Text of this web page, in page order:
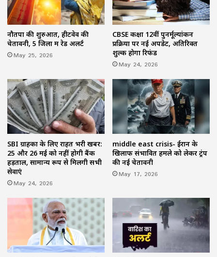
नौतपा की शुरुआत, हीटवेव की
चेतावनी, 5 जिलों में रेड अलर्ट
May 25, 2026
CBSE कक्षा 12वीं पुनर्मूल्यांकन
प्रक्रिया पर नई अपडेट, अतिरिक्त
शुल्क होगा रिफंड
May 24, 2026
SBI ग्राहकों के लिए राहत भरी खबर:
25 और 26 मई को नहीं होगी बैंक
हड़ताल, सामान्य रूप से मिलेंगी सभी
सेवाएं
May 24, 2026
middle east crisis- ईरान के
खिलाफ संभावित हमले को लेकर ट्रंप
की नई चेतावनी
May 17, 2026